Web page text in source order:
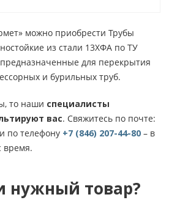
можно приобрести Трубы
из стали 13ХФА по ТУ
для перекрытия
и бурильных труб.
то наши специалисты
вас. Свяжитесь по почте:
по телефону +7 (846) 207-44-80 – в
время.
нужный товар?